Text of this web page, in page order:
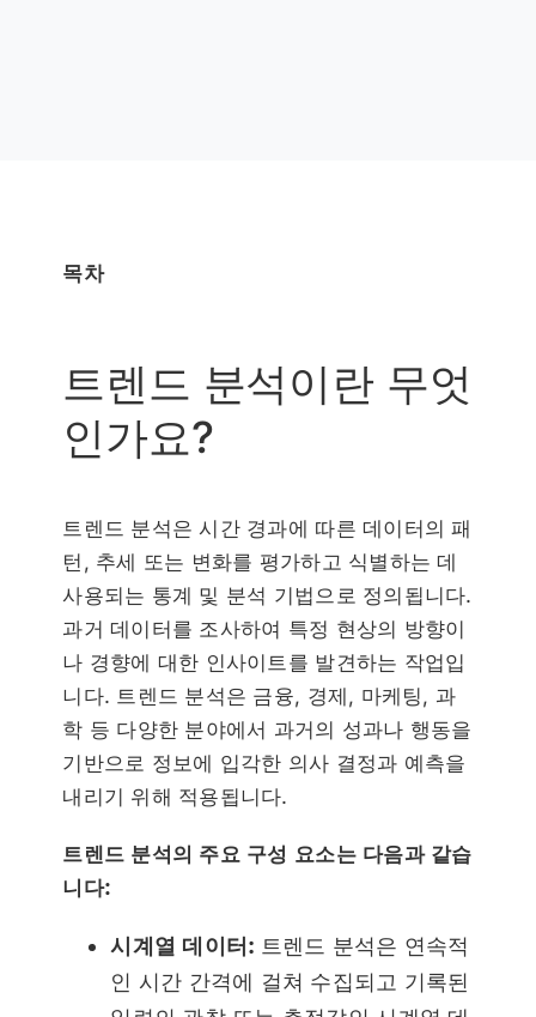
목차
트렌드 분석이란 무엇
인가요?
트렌드 분석은 시간 경과에 따른 데이터의 패
턴, 추세 또는 변화를 평가하고 식별하는 데
사용되는 통계 및 분석 기법으로 정의됩니다.
과거 데이터를 조사하여 특정 현상의 방향이
나 경향에 대한 인사이트를 발견하는 작업입
니다. 트렌드 분석은 금융, 경제, 마케팅, 과
학 등 다양한 분야에서 과거의 성과나 행동을
기반으로 정보에 입각한 의사 결정과 예측을
내리기 위해 적용됩니다.
트렌드 분석의 주요 구성 요소는 다음과 같습
니다:
시계열 데이터: 트렌드 분석은 연속적
인 시간 간격에 걸쳐 수집되고 기록된